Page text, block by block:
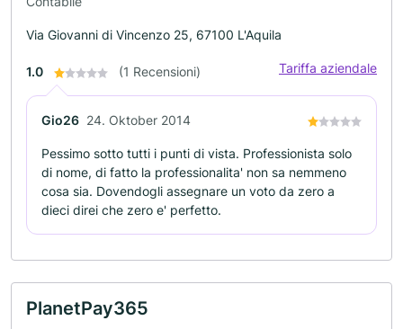
Via Giovanni di Vincenzo 25, 67100 L'Aquila
1.0 (1 Recensioni) Tariffa aziendale
Gio26 24. Oktober 2014
Pessimo sotto tutti i punti di vista. Professionista solo
di nome, di fatto la professionalita' non sa nemmeno
cosa sia. Dovendogli assegnare un voto da zero a
dieci direi che zero e' perfetto.
PlanetPay365